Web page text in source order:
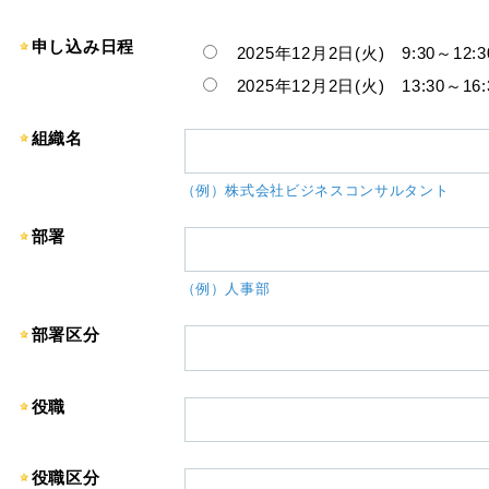
申し込み日程
2025年12月2日(火) 9:30～
2025年12月2日(火) 13:30～
組織名
（例）株式会社ビジネスコンサルタント
部署
（例）人事部
部署区分
役職
役職区分